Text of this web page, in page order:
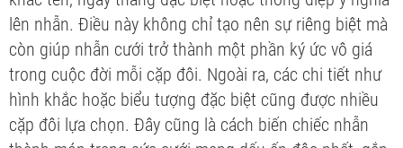
lên nhẫn. Điều này không chỉ tạo nên sự riêng biệt mà
còn giúp nhẫn cưới trở thành một phần ký ức vô giá
trong cuộc đời mỗi cặp đôi. Ngoài ra, các chi tiết như
hình khắc hoặc biểu tượng đặc biệt cũng được nhiều
cặp đôi lựa chọn. Đây cũng là cách biến chiếc nhẫn